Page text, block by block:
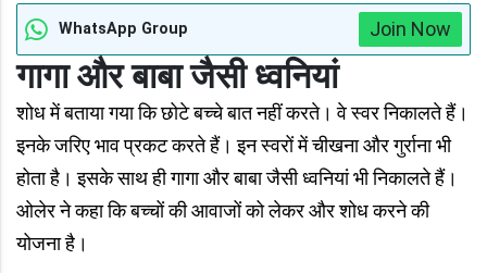
WhatsApp Group Join Now
गागा और बाबा जैसी ध्वनियां
शोध में बताया गया कि छोटे बच्चे बात नहीं करते। वे स्वर निकालते हैं।
इनके जरिए भाव प्रकट करते हैं। इन स्वरों में चीखना और गुर्राना भी
होता है। इसके साथ ही गागा और बाबा जैसी ध्वनियां भी निकालते हैं।
ओलेर ने कहा कि बच्चों की आवाजों को लेकर और शोध करने की
योजना है।